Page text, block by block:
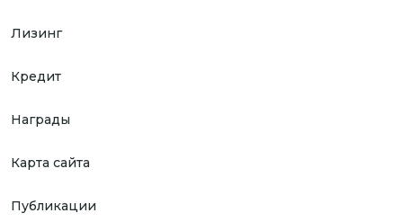
Лизинг
Кредит
Награды
Карта сайта
Публикации